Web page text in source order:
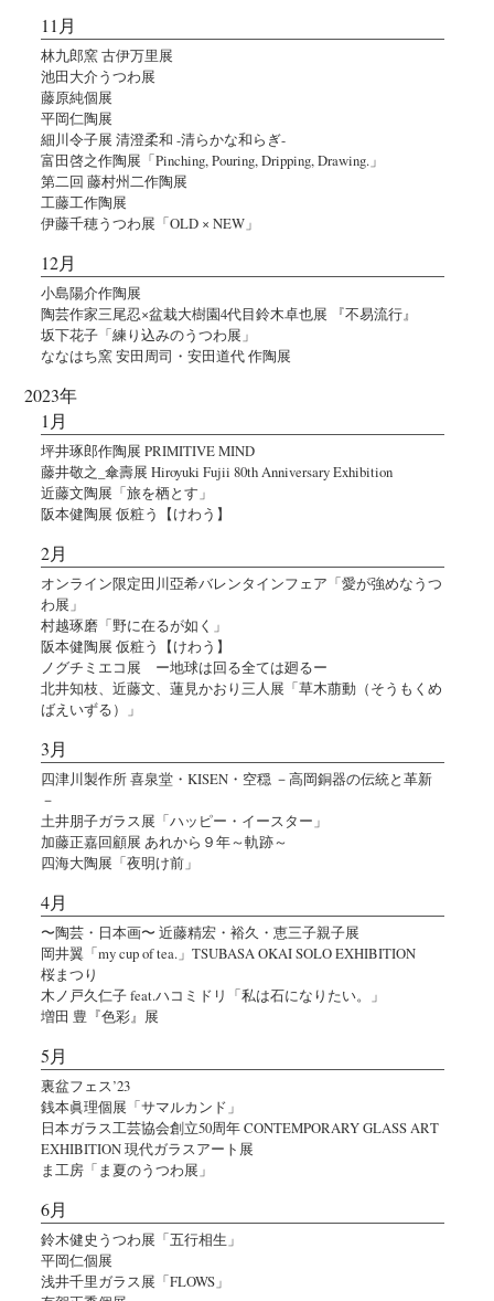
11月
林九郎窯 古伊万里展
池田大介うつわ展
藤原純個展
平岡仁陶展
細川令子展 清澄柔和 -清らかな和らぎ-
富田啓之作陶展「Pinching, Pouring, Dripping, Drawing.」
第二回 藤村州二作陶展
工藤工作陶展
伊藤千穂うつわ展「OLD × NEW」
12月
小島陽介作陶展
陶芸作家三尾忍×盆栽大樹園4代目鈴木卓也展 『不易流行』
坂下花子「練り込みのうつわ展」
ななはち窯 安田周司・安田道代 作陶展
2023年
1月
坪井琢郎作陶展 PRIMITIVE MIND
藤井敬之_傘壽展 Hiroyuki Fujii 80th Anniversary Exhibition
近藤文陶展「旅を栖とす」
阪本健陶展 仮粧う【けわう】
2月
オンライン限定田川亞希バレンタインフェア「愛が強めなうつ
わ展」
村越琢磨「野に在るが如く」
阪本健陶展 仮粧う【けわう】
ノグチミエコ展 ー地球は回る全ては廻るー
北井知枝、近藤文、蓮見かおり三人展「草木萠動（そうもくめ
ばえいずる）」
3月
四津川製作所 喜泉堂・KISEN・空穏 －高岡銅器の伝統と革新
－
土井朋子ガラス展「ハッピー・イースター」
加藤正嘉回顧展 あれから９年～軌跡～
四海大陶展「夜明け前」
4月
〜陶芸・日本画〜 近藤精宏・裕久・恵三子親子展
岡井翼「my cup of tea.」TSUBASA OKAI SOLO EXHIBITION
桜まつり
木ノ戸久仁子 feat.ハコミドリ「私は石になりたい。」
増田 豊『色彩』展
5月
裏盆フェス’23
銭本眞理個展「サマルカンド」
日本ガラス工芸協会創立50周年 CONTEMPORARY GLASS ART
EXHIBITION 現代ガラスアート展
ま工房「ま夏のうつわ展」
6月
鈴木健史うつわ展「五行相生」
平岡仁個展
浅井千里ガラス展「FLOWS」